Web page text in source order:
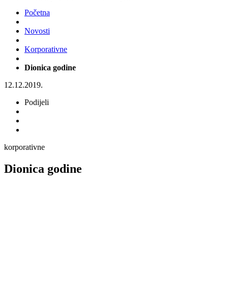
Početna
Novosti
Korporativne
Dionica godine
12.12.2019.
Podijeli
korporativne
Dionica godine